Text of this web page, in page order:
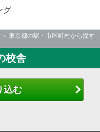
グ
東京都の駅・市区町村から探す
校舎
込む